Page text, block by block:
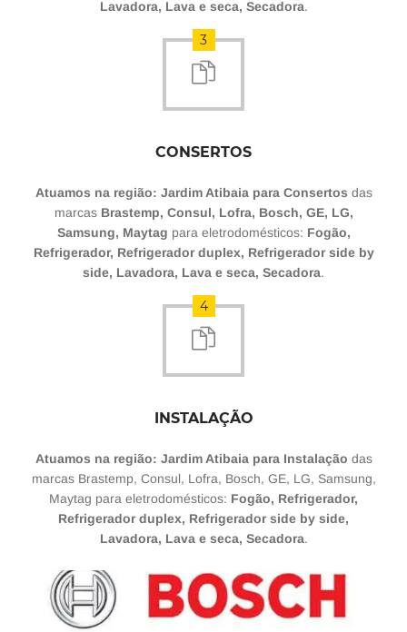
Lavadora, Lava e seca, Secadora.
3
CONSERTOS
Atuamos na região: Jardim Atibaia para Consertos das
marcas Brastemp, Consul, Lofra, Bosch, GE, LG,
Samsung, Maytag para eletrodomésticos: Fogão,
Refrigerador, Refrigerador duplex, Refrigerador side by
side, Lavadora, Lava e seca, Secadora.
4
INSTALAÇÃO
Atuamos na região: Jardim Atibaia para Instalação das
marcas Brastemp, Consul, Lofra, Bosch, GE, LG, Samsung,
Maytag para eletrodomésticos: Fogão, Refrigerador,
Refrigerador duplex, Refrigerador side by side,
Lavadora, Lava e seca, Secadora.